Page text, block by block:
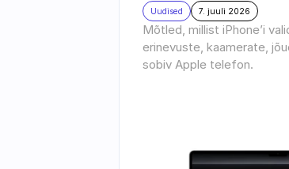
Uudised 7. juuli 2026
Mõtled, millist iPhone’i
erinevuste, kaamerate,
sobiv Apple telefon.